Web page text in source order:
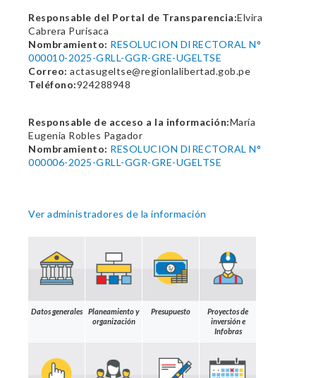
Responsable del Portal de Transparencia:Elvira
Cabrera Purisaca
Nombramiento: RESOLUCION DIRECTORAL N°
000010-2025-GRLL-GGR-GRE-UGELTSE
Correo: actasugeltse@regionlalibertad.gob.pe
Teléfono:924288948
Responsable de acceso a la información:María
Eugenia Robles Pagador
Nombramiento: RESOLUCION DIRECTORAL N°
000006-2025-GRLL-GGR-GRE-UGELTSE
Ver administradores de la información
Datos generales
Planeamiento y
organización
Presupuesto
Proyectos de
inversión e
Infobras